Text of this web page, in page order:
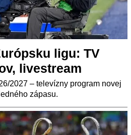
ligu: TV
livestream
2027 – televízny program novej
zápasu.